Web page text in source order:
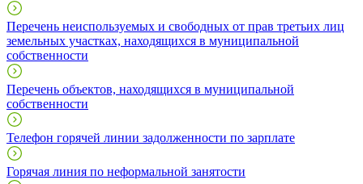
Перечень неиспользуемых и свободных от прав третьих лиц
земельных участках, находящихся в муниципальной
собственности
Перечень объектов, находящихся в муниципальной
собственности
Телефон горячей линии задолженности по зарплате
Горячая линия по неформальной занятости